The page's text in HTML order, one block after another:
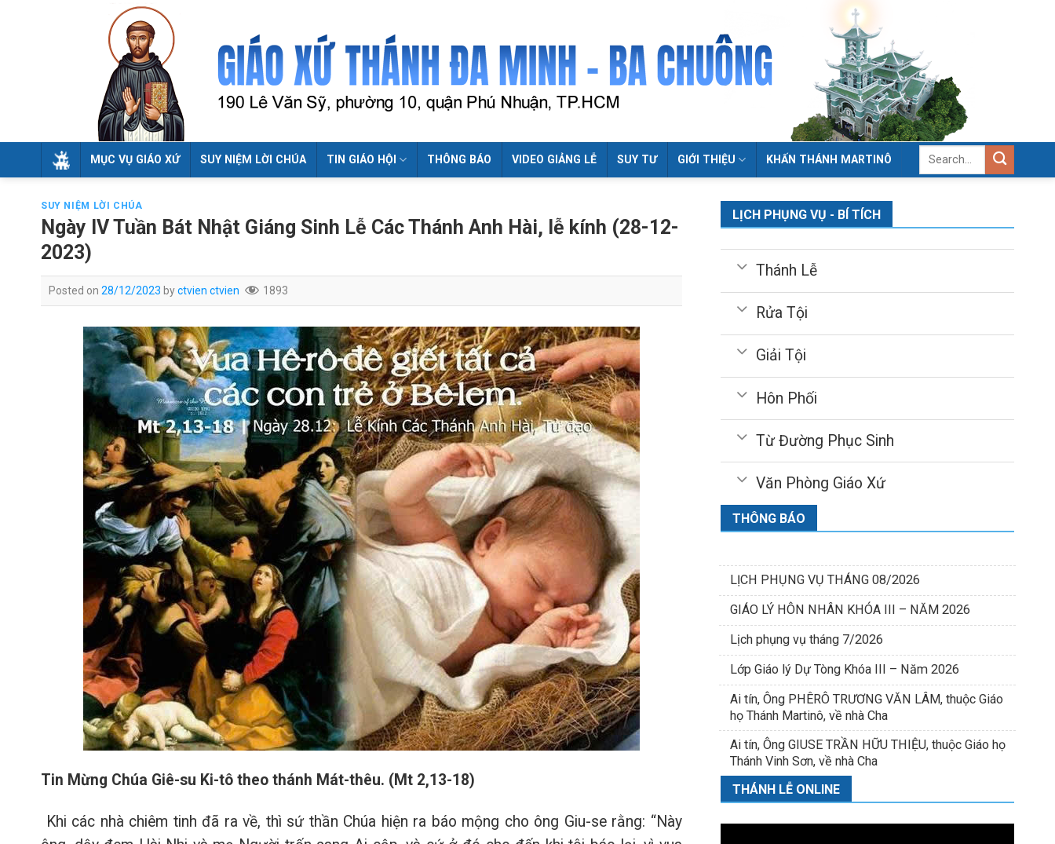
MỤC VỤ GIÁO XỨ SUY NIỆM LỜI CHÚA TIN GIÁO HỘI THÔNG BÁO VIDEO GIẢNG LỄ SUY TƯ GIỚI THIỆU KHẤN THÁNH MARTINÔ
SUY NIỆM LỜI CHÚA
Ngày IV Tuần Bát Nhật Giáng Sinh Lễ Các Thánh Anh Hài, lễ kính (28-12-
2023)
Posted on 28/12/2023 byctvien ctvien 1893
Tin Mừng Chúa Giê-su Ki-tô theo thánh Mát-thêu. (Mt 2,13-18)
Khi các nhà chiêm tinh đã ra về, thì sứ thần Chúa hiện ra báo mộng cho ông Giu-se rằng: “Này
LỊCH PHỤNG VỤ - BÍ TÍCH
Thánh Lễ
Rửa Tội
Giải Tội
Hôn Phối
Từ Đường Phục Sinh
Văn Phòng Giáo Xứ
THÔNG BÁO
LỊCH PHỤNG VỤ THÁNG 08/2026
GIÁO LÝ HÔN NHÂN KHÓA III – NĂM 2026
Lịch phụng vụ tháng 7/2026
Lớp Giáo lý Dự Tòng Khóa III – Năm 2026
Ai tín, Ông PHÊRÔ TRƯƠNG VĂN LÂM, thuộc Giáo
họ Thánh Martinô, về nhà Cha
Ai tín, Ông GIUSE TRẦN HỮU THIỆU, thuộc Giáo họ
Thánh Vinh Sơn, về nhà Cha
THÁNH LỄ ONLINE